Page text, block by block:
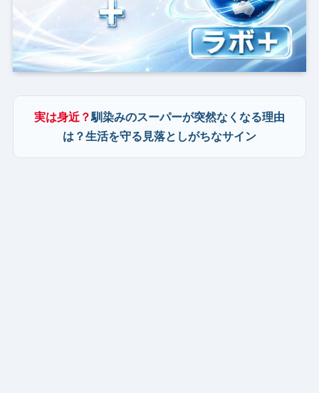
実は身近？馴染みのスーパーが突然なくなる理由
は？生活を守る見落としがちなサイン